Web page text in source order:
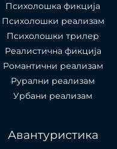
Психолошкa фикција
Психолошки реализам
Психолошки трилер
Реалистична фикција
Романтични реализам
Рурални реализам
Урбани реализам
Авантуристика